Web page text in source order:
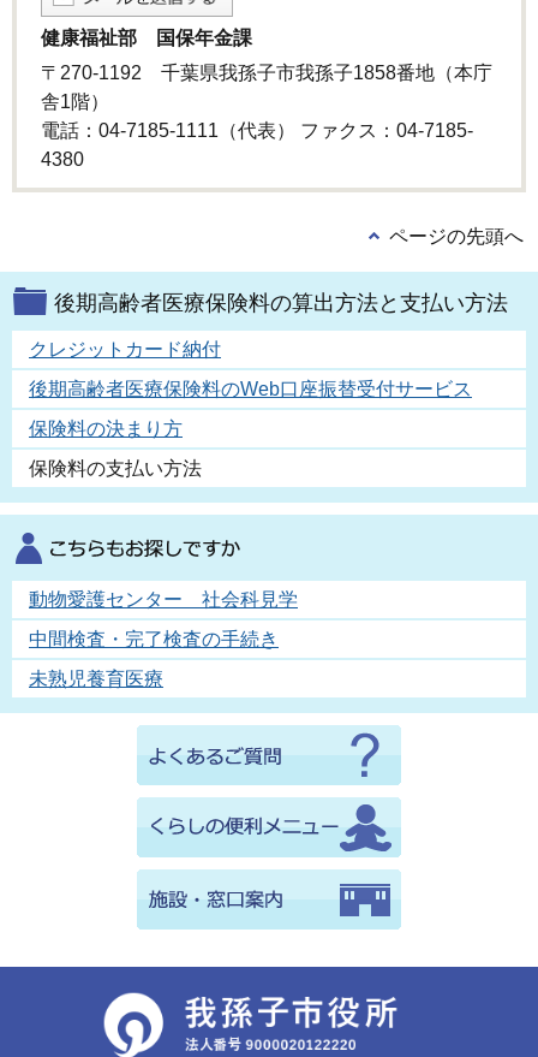
健康福祉部 国保年金課
〒270-1192 千葉県我孫子市我孫子1858番地（本庁
舎1階）
電話：04-7185-1111（代表） ファクス：04-7185-
4380
ページの先頭へ
後期高齢者医療保険料の算出方法と支払い方法
クレジットカード納付
後期高齢者医療保険料のWeb口座振替受付サービス
保険料の決まり方
保険料の支払い方法
動物愛護センター 社会科見学
中間検査・完了検査の手続き
未熟児養育医療